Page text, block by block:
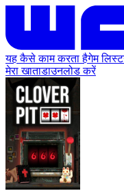
यह कैसे काम करता हैगेम लिस्ट
मेरा खाताडाउनलोड करें